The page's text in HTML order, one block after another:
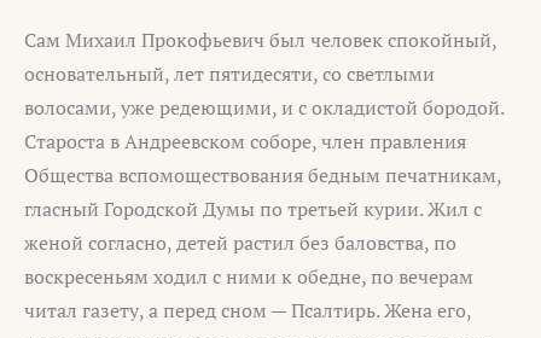
Сам Михаил Прокофьевич был человек спокойный,
основательный, лет пятидесяти, со светлыми
волосами, уже редеющими, и с окладистой бородой.
Староста в Андреевском соборе, член правления
Общества вспомоществования бедным печатникам,
гласный Городской Думы по третьей курии. Жил с
женой согласно, детей растил без баловства, по
воскресеньям ходил с ними к обедне, по вечерам
читал газету, а перед сном — Псалтирь. Жена его,